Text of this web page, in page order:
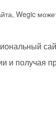
Wegic
и получая